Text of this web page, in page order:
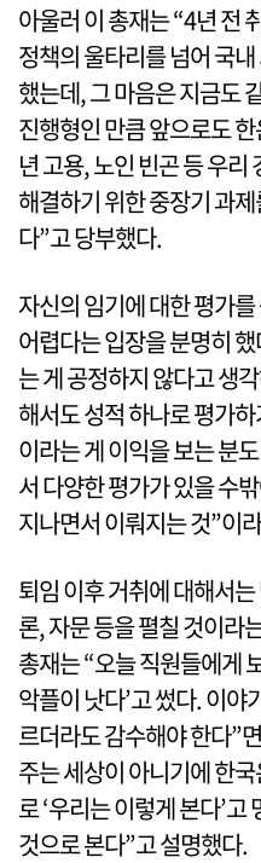
아울러 이 총재는 “4년 전
정책의 울타리를 넘어 국
했는데, 그 마음은 지금도
진행형인 만큼 앞으로도
년 고용, 노인 빈곤 등 우
해결하기 위한 중장기 과
다”고 당부했다.
자신의 임기에 대한 평가
어렵다는 입장을 분명히
는 게 공정하지 않다고 생
해서도 성적 하나로 평가
이라는 게 이익을 보는 분
서 다양한 평가가 있을 수
지나면서 이뤄지는 것”이
퇴임 이후 거취에 대해서
론, 자문 등을 펼칠 것이라
총재는 “오늘 직원들에게
악플이 낫다’고 썼다. 이
르더라도 감수해야 한다”
주는 세상이 아니기에 한
로 ‘우리는 이렇게 본다’
것으로 본다”고 설명했다.